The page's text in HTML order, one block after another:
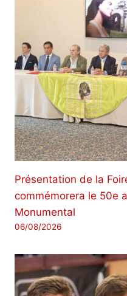
Présentation de la
commémorera le 50e
Monumental
06/08/2026